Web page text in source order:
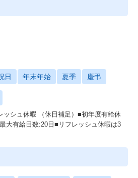
日 年末年始 夏季 慶弔
ッシュ休暇 （休日補足）■初年度有給休
大有給日数:20日■リフレッシュ休暇は3